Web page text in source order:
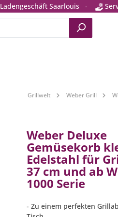
Ladengeschäft Saarlouis -
Grillwelt Weber Grill
Weber Deluxe
Gemüsekorb
Edelstahl für
37 cm und ab
1000 Serie
- Zu einem perfekten